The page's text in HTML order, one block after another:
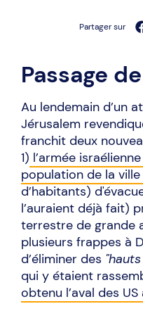
Partager sur
Passage
Au lendemain d’un
Jérusalem
franchit deux
1) l’armée
population de la ville
d’habitants)
l’auraient déjà fait)
terrestre de grande
plusieurs frappes à
d’éliminer des
qui y étaient
obtenu l’aval des